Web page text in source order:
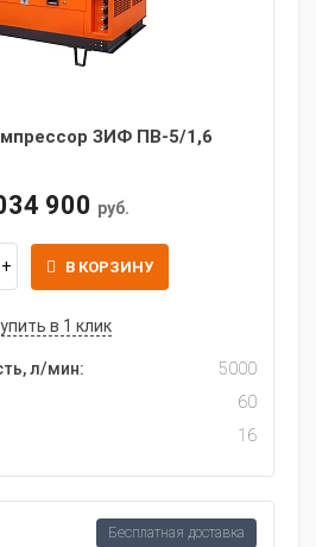
ЗИФ ПВ-5/1,6
900 руб.
В КОРЗИНУ
в 1 клик
л/мин:
5000
60
16
Бесплатная доставка